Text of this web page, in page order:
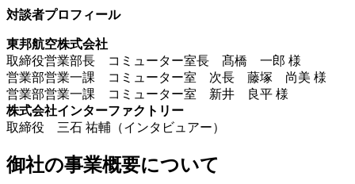
対談者プロフィール
東邦航空株式会社
取締役営業部長 コミューター室長 髙橋 一郎 様
営業部営業一課 コミューター室 次長 藤塚 尚美 様
営業部営業一課 コミューター室 新井 良平 様
株式会社インターファクトリー
取締役 三石 祐輔（インタビュアー）
御社の事業概要について